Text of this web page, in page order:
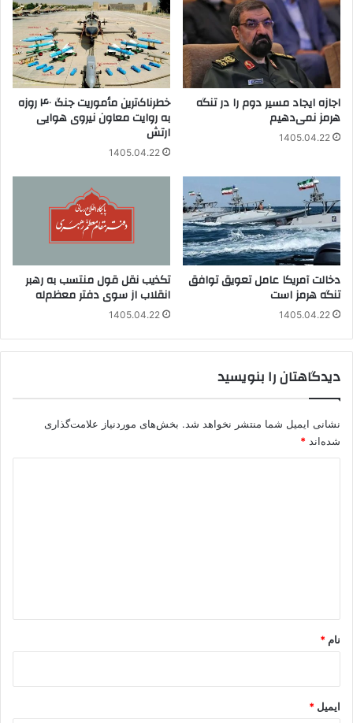
اجازه ایجاد مسیر دوم را در تنگه
هرمز نمی‌دهیم
1405.04.22
خطرناک‌ترین مأموریت جنگ ۴۰ روزه
به روایت معاون نیروی هوایی
ارتش
1405.04.22
دخالت آمریکا عامل تعویق توافق
تنگه هرمز است
1405.04.22
تکذیب نقل قول منتسب به رهبر
انقلاب از سوی دفتر معظم‌له
1405.04.22
دیدگاهتان را بنویسید
نشانی ایمیل شما منتشر نخواهد شد. بخش‌های موردنیاز علامت‌گذاری
شده‌اند *
نام *
ایمیل *